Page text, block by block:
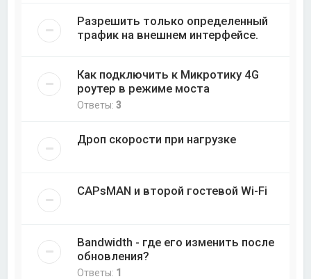
Разрешить только определенный
трафик на внешнем интерфейсе.
Как подключить к Микротику 4G
роутер в режиме моста
Ответы:3
Дроп скорости при нагрузке
CAPsMAN и второй гостевой Wi-Fi
Bandwidth - где его изменить после
обновления?
Ответы: 1